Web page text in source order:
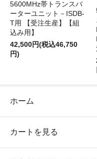
5600MHz帯トランスバ
ーターユニット－ISDB-
T用 【受注生産】【組
込み用】
42,500円(税込46,750
円)
ホーム
カートを見る